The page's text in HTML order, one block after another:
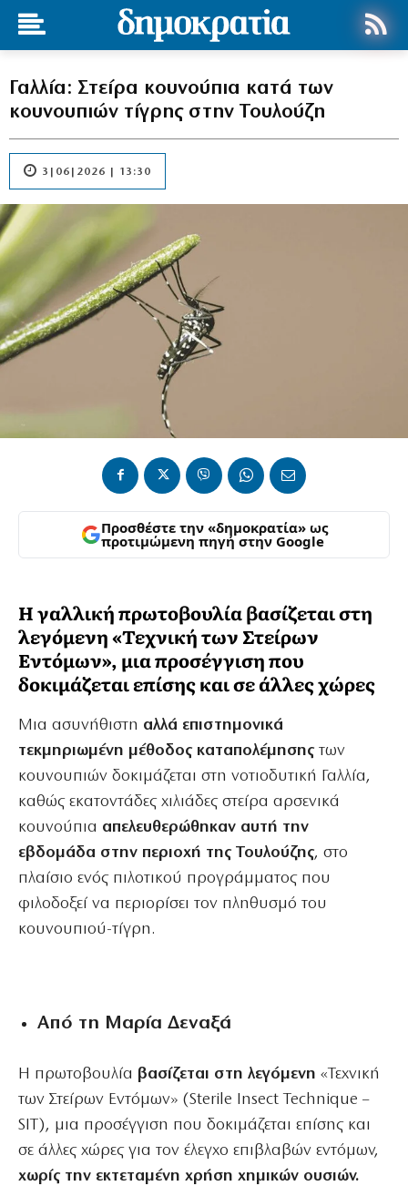
Γαλλία: Στείρα κουνούπια κατά των
κουνουπιών τίγρης στην Τουλούζη
3|06|2026 | 13:30
Προσθέστε την «δημοκρατία» ως
προτιμώμενη πηγή στην Google
Η γαλλική πρωτοβουλία βασίζεται στη
λεγόμενη «Τεχνική των Στείρων
Εντόμων», μια προσέγγιση που
δοκιμάζεται επίσης και σε άλλες χώρες
Μια ασυνήθιστη αλλά επιστημονικά
τεκμηριωμένη μέθοδος καταπολέμησης των
κουνουπιών δοκιμάζεται στη νοτιοδυτική Γαλλία,
καθώς εκατοντάδες χιλιάδες στείρα αρσενικά
κουνούπια απελευθερώθηκαν αυτή την
εβδομάδα στην περιοχή της Τουλούζης, στο
πλαίσιο ενός πιλοτικού προγράμματος που
φιλοδοξεί να περιορίσει τον πληθυσμό του
κουνουπιού-τίγρη.
Από τη Μαρία Δεναξά
Η πρωτοβουλία βασίζεται στη λεγόμενη «Τεχνική
των Στείρων Εντόμων» (Sterile Insect Technique –
SIT), μια προσέγγιση που δοκιμάζεται επίσης και
σε άλλες χώρες για τον έλεγχο επιβλαβών εντόμων,
χωρίς την εκτεταμένη χρήση χημικών ουσιών.